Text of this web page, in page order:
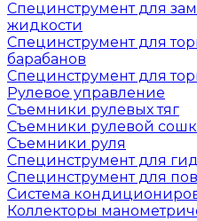
Специнструмент для
жидкости
Специнструмент для
барабанов
Специнструмент для
Рулевое управление
Съемники рулевых тяг
Съемники рулевой
Съемники руля
Специнструмент для
Специнструмент для
Система
Коллекторы